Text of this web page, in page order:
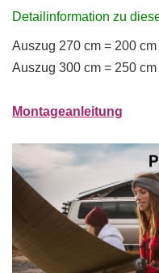
Detailinformation zu
Auszug 270 cm = 200 cm
Auszug 300 cm = 250 cm
Montageanleitung